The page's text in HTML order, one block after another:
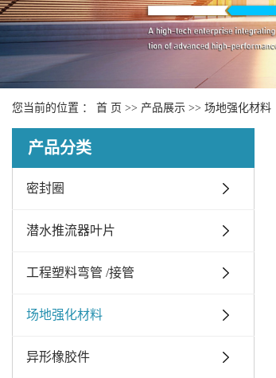
您当前的位置 ： 首 页 >> 产品展示 >> 场地强化材料
产品分类
密封圈
潜水推流器叶片
工程塑料弯管 /接管
场地强化材料
异形橡胶件